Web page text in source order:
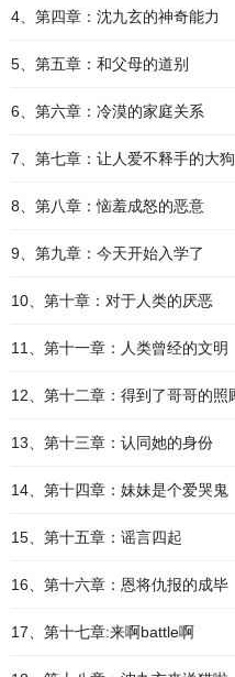
4、第四章：沈九玄的神奇能力
5、第五章：和父母的道别
6、第六章：冷漠的家庭关系
7、第七章：让人爱不释手的大狗
8、第八章：恼羞成怒的恶意
9、第九章：今天开始入学了
10、第十章：对于人类的厌恶
11、第十一章：人类曾经的文明
12、第十二章：得到了哥哥的照
13、第十三章：认同她的身份
14、第十四章：妹妹是个爱哭鬼
15、第十五章：谣言四起
16、第十六章：恩将仇报的成毕
17、第十七章:来啊battle啊